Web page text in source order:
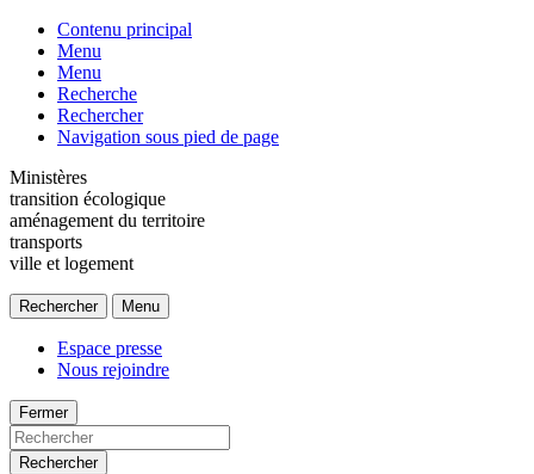
Contenu principal
Menu
Menu
Recherche
Rechercher
Navigation sous pied de page
Ministères
transition écologique
aménagement du territoire
transports
ville et logement
Rechercher Menu
Espace presse
Nous rejoindre
Fermer
Rechercher